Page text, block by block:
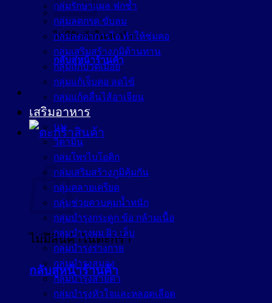
ไม่มีสินค้าในตะกร้า
กลับสู่หน้าร้านค้า
ตะกร้าสินค้า
ไม่มีสินค้าในตะกร้า
กลับสู่หน้าร้านค้า
กลุ่มรักษาแผล ฟกช้ำ
กลุ่มลดกรด ขับลม
กลุ่มลดอาการไอ ทำให้ชุ่มคอ
กลุ่มเสริมสร้างภูมิต้านทาน
กลุ่มแก้ปวดเมื่อย
กลุ่มแก้เจ็บคอ ลดไข้
กลุ่มแก้คลื่นไส้อาเจียน
เสริมอาหาร
นม
วิตามิน
กลุ่มโพรไบโอติก
กลุ่มเสริมสร้างภูมิคุ้มกัน
กลุ่มคลายเครียด
กลุ่มช่วยควบคุมน้ำหนัก
กลุ่มบำรุงกระดูก ข้อ กล้ามเนื้อ
กลุ่มบำรุงผม ผิว เล็บ
กลุ่มบำรุงร่างกาย
กลุ่มบำรุงสมอง
กลุ่มบำรุงสายตา
กลุ่มบำรุงหัวใจและหลอดเลือด